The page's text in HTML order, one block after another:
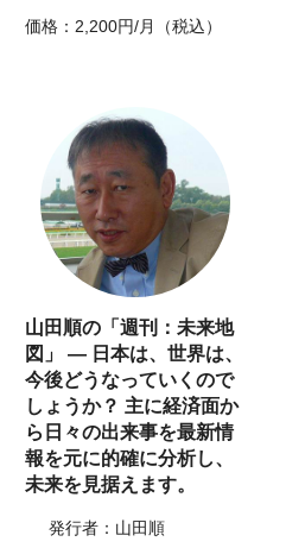
価格：2,200円/月（税込）
山田順の「週刊：未来地
図」 ― 日本は、世界は、
今後どうなっていくので
しょうか？ 主に経済面か
ら日々の出来事を最新情
報を元に的確に分析し、
未来を見据えます。
発行者：山田順